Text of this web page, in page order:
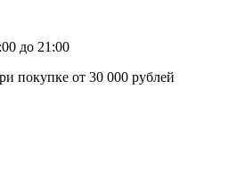
до 21:00
покупке от 30 000 рублей